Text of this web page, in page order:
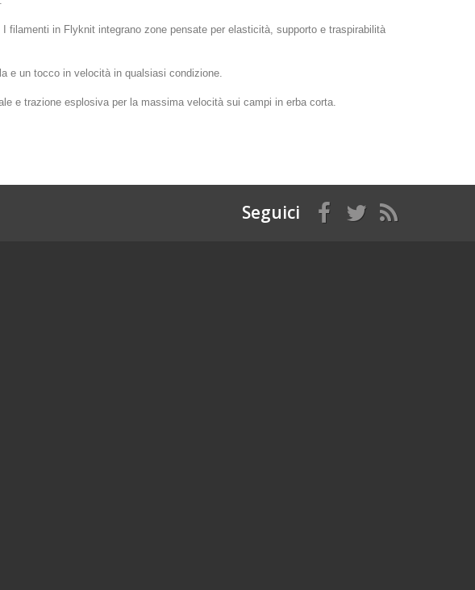
in Flyknit integrano zone pensate per elasticità, supporto e traspirabilità
e un tocco in velocità in qualsiasi condizione.
e trazione esplosiva per la massima velocità sui campi in erba corta.
Seguici